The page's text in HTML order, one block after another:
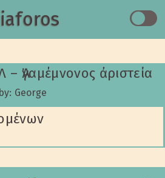
– Ἀγαμέμνονος ἀριστεία
by: George